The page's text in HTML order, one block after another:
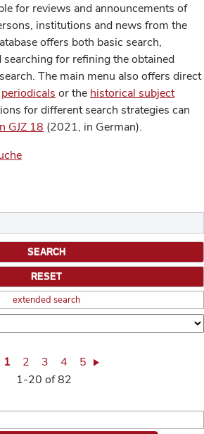
for reviews and announcements of
institutions and news from the
offers both basic search,
for refining the obtained
The main menu also offers direct
periodicals or the historical subject
for different search strategies can
GJZ 18 (2021, in German).
extended search
1 2 3 4
5
1-20 of 82